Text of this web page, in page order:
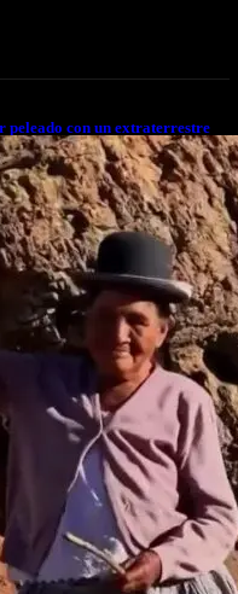
peleado con un extraterrestre